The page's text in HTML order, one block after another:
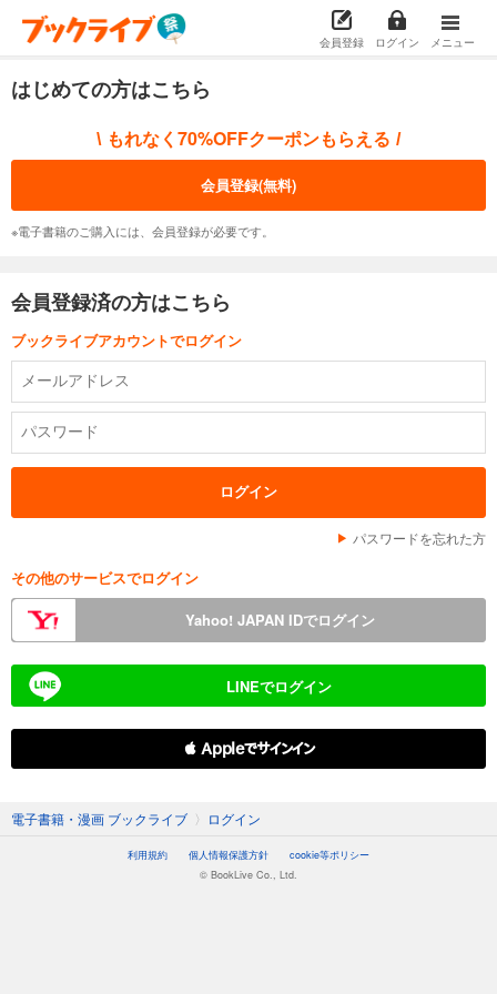
会員登録 ログイン メニュー
はじめての方はこちら
\ もれなく70%OFFクーポンもらえる /
会員登録(無料)
※電子書籍のご購入には、会員登録が必要です。
会員登録済の方はこちら
ブックライブアカウントでログイン
パスワードを忘れた方
その他のサービスでログイン
Yahoo! JAPAN IDでログイン
LINEでログイン
 Appleでサインイン
電子書籍・漫画 ブックライブ 〉 ログイン
利用規約 個人情報保護方針
cookie等ポリシー
© BookLive Co., Ltd.